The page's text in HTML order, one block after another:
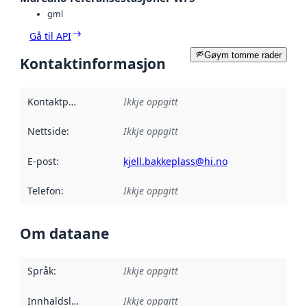
gml
Gå til API
Gøym tomme rader
Kontaktinformasjon
Kontaktpunkt Ikkje oppgitt
Nettside: Ikkje oppgitt
E-post: kjell.bakkeplass@hi.no
Telefon: Ikkje oppgitt
Om dataane
Språk: Ikkje oppgitt
Innhaldsleverandørar :
Ikkje oppgitt